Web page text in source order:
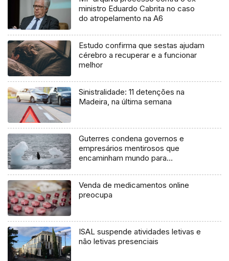
ministro Eduardo Cabrita no caso
do atropelamento na A6
Estudo confirma que sestas ajudam
cérebro a recuperar e a funcionar
melhor
Sinistralidade: 11 detenções na
Madeira, na última semana
Guterres condena governos e
empresários mentirosos que
encaminham mundo para
Venda de medicamentos online
preocupa
ISAL suspende atividades letivas e
não letivas presenciais